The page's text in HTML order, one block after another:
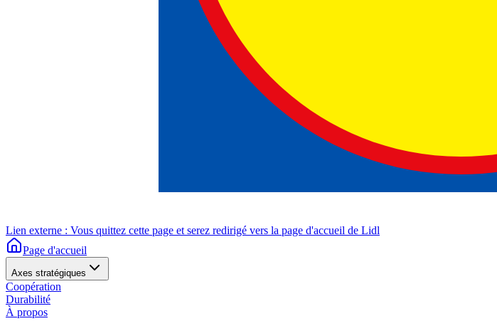
Lien externe : Vous quittez cette page et serez redirigé vers la page d'accueil de Lidl
Page d'accueil
Axes stratégiques
Coopération
Durabilité
À propos